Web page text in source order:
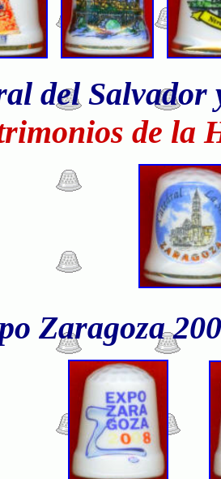
del
de la
Zaragoza